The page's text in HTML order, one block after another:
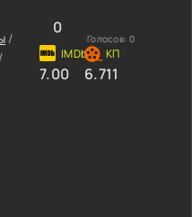
/
/
0
Голосов: 0
7.00 6.711